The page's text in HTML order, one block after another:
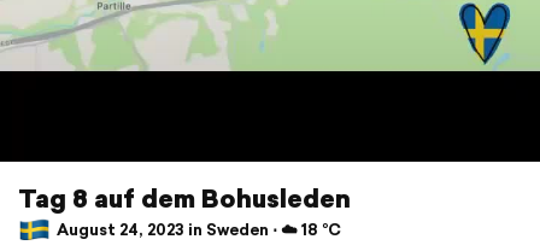
Tag 8 auf dem Bohusleden
August 24, 2023 in Sweden ⋅ ☁️ 18 °C